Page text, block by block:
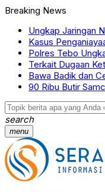
Breaking News
Ungkap Jaringan
Kasus
Polres Tebo
Terkait Dugaan
Bawa Badik dan
90 Ribu Butir
search
menu